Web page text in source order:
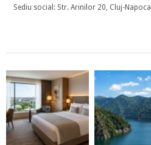
Sediu social: Str. Arinilor 20, Cluj-Napoca